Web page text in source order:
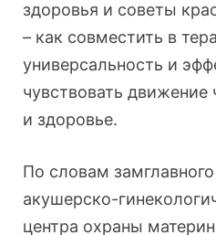
здоровья и советы
– как совместить в
универсальность и
чувствовать движение
и здоровье.
По словам
акушерско-
центра охраны